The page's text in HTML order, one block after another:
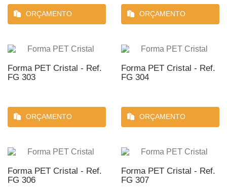
ORÇAMENTO ORÇAMENTO
Forma PET Cristal - Ref.
FG 303
ORÇAMENTO
Forma PET Cristal - Ref.
FG 304
ORÇAMENTO
Forma PET Cristal - Ref.
FG 306
Forma PET Cristal - Ref.
FG 307